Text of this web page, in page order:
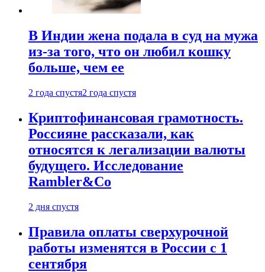
В Индии жена подала в суд на мужа
из-за того, что он любил кошку
больше, чем ее
2 года спустя2 года спустя
Криптофинансовая грамотность.
Россияне рассказали, как
относятся к легализации валюты
будущего. Исследование
Rambler&Co
2 дня спустя
Правила оплаты сверхурочной
работы изменятся в России с 1
сентября